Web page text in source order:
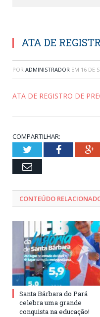
ATA DE
POR ADMINISTRADOR EM 16 DE
ATA DE REGISTRO DE
COMPARTILHAR:
TwitterFacebook
Email
CONTEÚDO
Santa Bárbara do Pará
celebra uma grande
conquista na educação!